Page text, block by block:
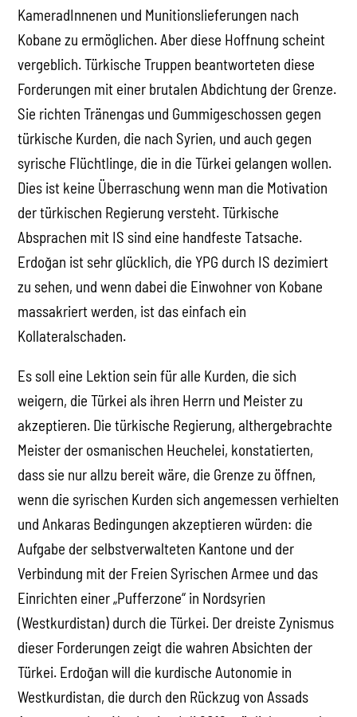
KameradInnenen und Munitionslieferungen nach
Kobane zu ermöglichen. Aber diese Hoffnung scheint
vergeblich. Türkische Truppen beantworteten diese
Forderungen mit einer brutalen Abdichtung der Grenze.
Sie richten Tränengas und Gummigeschossen gegen
türkische Kurden, die nach Syrien, und auch gegen
syrische Flüchtlinge, die in die Türkei gelangen wollen.
Dies ist keine Überraschung wenn man die Motivation
der türkischen Regierung versteht. Türkische
Absprachen mit IS sind eine handfeste Tatsache.
Erdoğan ist sehr glücklich, die YPG durch IS dezimiert
zu sehen, und wenn dabei die Einwohner von Kobane
massakriert werden, ist das einfach ein
Kollateralschaden.
Es soll eine Lektion sein für alle Kurden, die sich
weigern, die Türkei als ihren Herrn und Meister zu
akzeptieren. Die türkische Regierung, althergebrachte
Meister der osmanischen Heuchelei, konstatierten,
dass sie nur allzu bereit wäre, die Grenze zu öffnen,
wenn die syrischen Kurden sich angemessen verhielten
und Ankaras Bedingungen akzeptieren würden: die
Aufgabe der selbstverwalteten Kantone und der
Verbindung mit der Freien Syrischen Armee und das
Einrichten einer „Pufferzone“ in Nordsyrien
(Westkurdistan) durch die Türkei. Der dreiste Zynismus
dieser Forderungen zeigt die wahren Absichten der
Türkei. Erdoğan will die kurdische Autonomie in
Westkurdistan, die durch den Rückzug von Assads